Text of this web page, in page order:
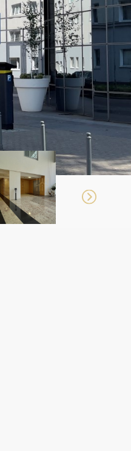
15,00 %
m-cznie
na prezentację
NAJMU
/
REMONT